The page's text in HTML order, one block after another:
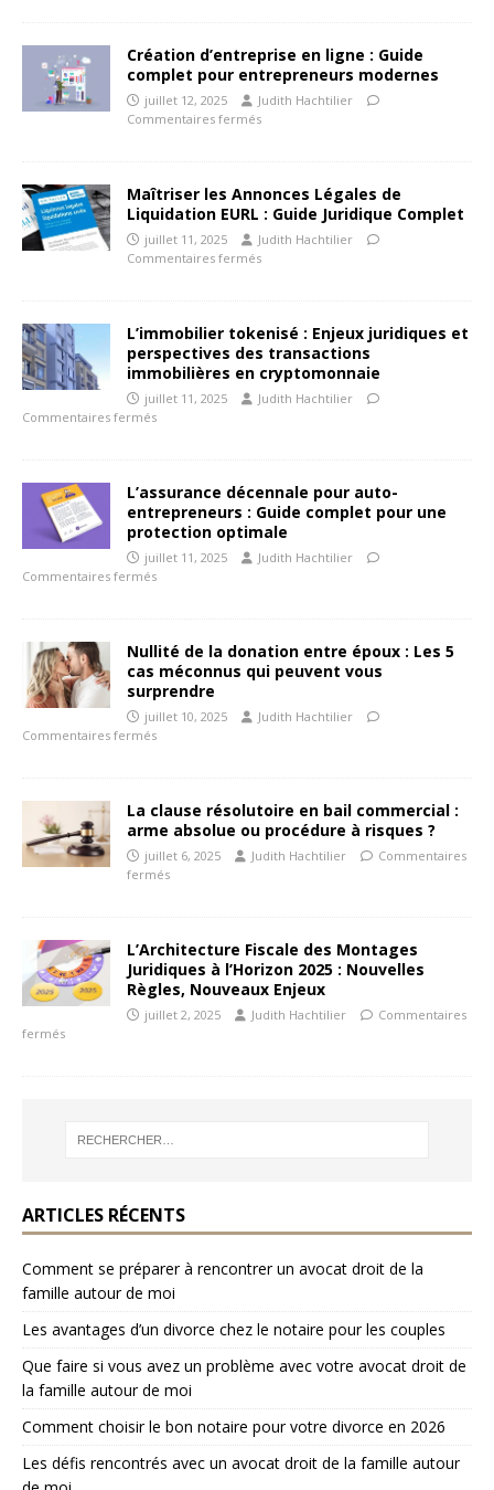
Création d’entreprise en ligne : Guide
complet pour entrepreneurs modernes
juillet 12, 2025
Judith Hachtilier
Commentaires fermés
Maîtriser les Annonces Légales de
Liquidation EURL : Guide Juridique Complet
juillet 11, 2025
Judith Hachtilier
Commentaires fermés
L’immobilier tokenisé : Enjeux juridiques et
perspectives des transactions
immobilières en cryptomonnaie
juillet 11, 2025
Judith Hachtilier
Commentaires fermés
L’assurance décennale pour auto-
entrepreneurs : Guide complet pour une
protection optimale
juillet 11, 2025
Judith Hachtilier
Commentaires fermés
Nullité de la donation entre époux : Les 5
cas méconnus qui peuvent vous
surprendre
juillet 10, 2025
Judith Hachtilier
Commentaires fermés
La clause résolutoire en bail commercial :
arme absolue ou procédure à risques ?
juillet 6, 2025 Judith Hachtilier
Commentaires
fermés
L’Architecture Fiscale des Montages
Juridiques à l’Horizon 2025 : Nouvelles
Règles, Nouveaux Enjeux
juillet 2, 2025 Judith Hachtilier
Commentaires
fermés
ARTICLES RÉCENTS
Comment se préparer à rencontrer un avocat droit de la
famille autour de moi
Les avantages d’un divorce chez le notaire pour les couples
Que faire si vous avez un problème avec votre avocat droit de
la famille autour de moi
Comment choisir le bon notaire pour votre divorce en 2026
Les défis rencontrés avec un avocat droit de la famille autour